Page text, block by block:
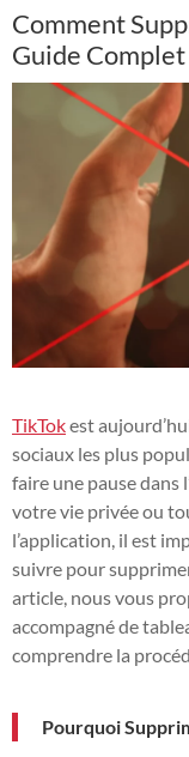
Comment
Guide Complet
TikTokest
sociaux les plus
faire une pause dans
votre vie privée ou
l’application, il est
suivre pour
article, nous vous
accompagné de
comprendre la
Pourquoi